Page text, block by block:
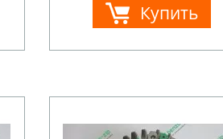
Купить